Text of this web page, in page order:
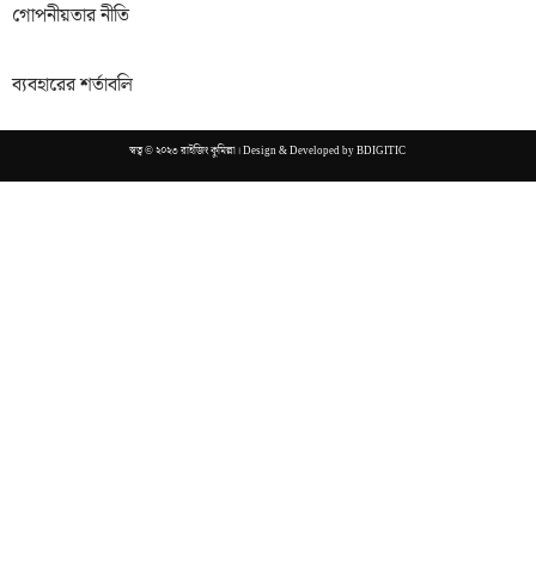
গোপনীয়তার নীতি
ব্যবহারের শর্তাবলি
স্বত্ব © ২০২৩ রাইজিং কুমিল্লা। Design & Developed byBDIGITIC